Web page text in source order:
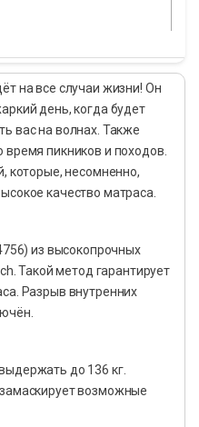
на все случаи жизни! Он
день, когда будет
вас на волнах. Также
пикников и походов.
которые, несомненно,
качество матраса.
из высокопрочных
Такой метод гарантирует
Разрыв внутренних
до 136 кг.
возможные